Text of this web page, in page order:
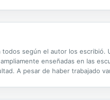
según el autor los escribió.
enseñadas en las
A pesar de haber trabajado